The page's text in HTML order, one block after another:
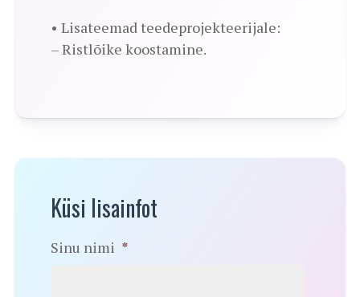
• Lisateemad teedeprojekteerijale:
– Ristlõike koostamine.
Küsi lisainfot
Sinu nimi *